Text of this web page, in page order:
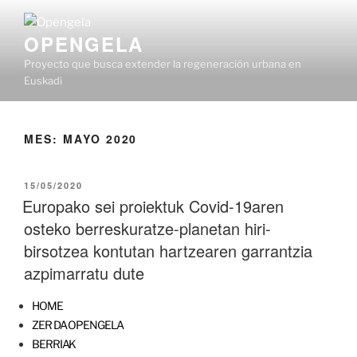
OPENGELA
Proyecto que busca extender la regeneración urbana en
Euskadi
MES: MAYO 2020
15/05/2020
Europako sei proiektuk Covid-19aren
osteko berreskuratze-planetan hiri-
birsotzea kontutan hartzearen garrantzia
azpimarratu dute
HOME
ZER DA OPENGELA
BERRIAK